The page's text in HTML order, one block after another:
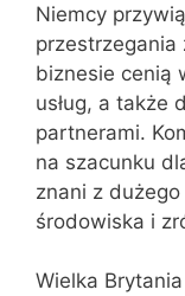
Niemcy
przestrzegania
biznesie cenią
usług, a także
partnerami.
na szacunku
znani z
środowiska i
Wielka